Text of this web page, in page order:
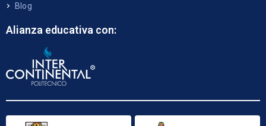
Blog
Alianza educativa con: